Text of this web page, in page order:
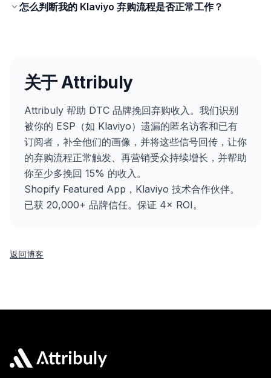
怎么判断我的 Klaviyo 弃购流程是否正常工作？
关于 Attribuly
Attribuly 帮助 DTC 品牌挽回弃购收入。我们识别
被你的 ESP（如 Klaviyo）遗漏的匿名访客和已有
订阅者，补全他们的画像，并将这些信号回传，让你
的弃购流程正常触发、再营销受众持续增长，并帮助
你至少多挽回 15% 的收入。
Shopify Featured App，Klaviyo 技术合作伙伴。
已获 20,000+ 品牌信任。保证 4× ROI。
返回博客